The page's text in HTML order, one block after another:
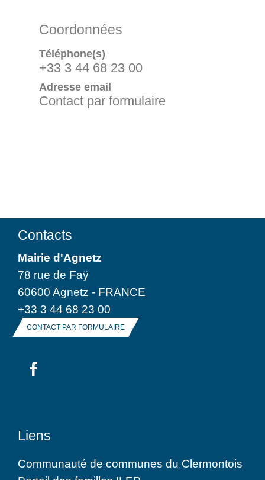
Coordonnées
Téléphone(s)
+33 3 44 68 23 00
Adresse email
Contact par formulaire
Contacts
Mairie d'Agnetz
78 rue de Faÿ
60600 Agnetz - FRANCE
+33 3 44 68 23 00
CONTACT PAR FORMULAIRE
Liens
Communauté de communes du Clermontois